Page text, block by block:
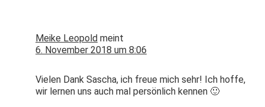
Meike Leopold meint
6. November 2018 um 8:06
Vie­len Dank Sascha, ich freue mich sehr! Ich hoffe,
wir ler­nen uns auch mal per­sön­lich kennen 🙂